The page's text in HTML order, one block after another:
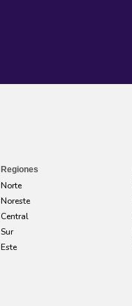
Regiones
Norte
Noreste
Central
Sur
Este